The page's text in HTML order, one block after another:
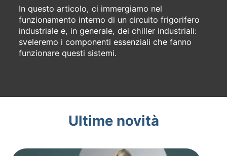
In questo articolo, ci immergiamo nel
funzionamento interno di un circuito frigorifero
industriale e, in generale, dei chiller industriali:
sveleremo i componenti essenziali che fanno
funzionare questi sistemi.
Ultime novità